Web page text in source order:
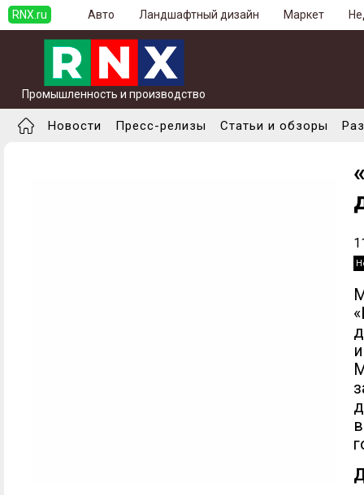
RNX.ru Авто Ландшафтный дизайн Маркет
Промышленность и производство
Новости Пресс-релизы Статьи и обзоры